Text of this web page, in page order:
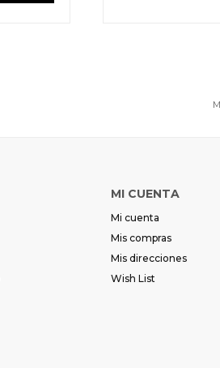
MI CUENTA
Mi cuenta
Mis compras
Mis direcciones
Wish List